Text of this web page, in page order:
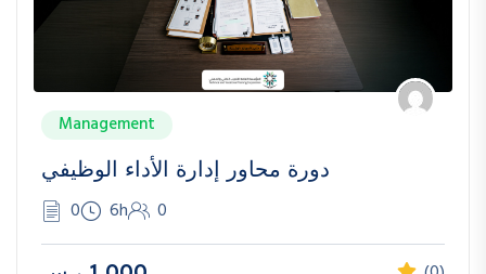
Management
دورة محاور إدارة الأداء الوظيفي
0 6h 0